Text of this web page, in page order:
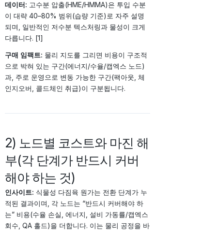
데이터: 고수분 압출(HME/HMMA)은 투입 수분
이 대략 40–80% 범위(습량 기준)로 자주 설명
되며, 일반적인 저수분 텍스처링과 물성이 크게
다릅니다. [1]
구매 임팩트: 물리 지도를 그리면 비용이 구조적
으로 박혀 있는 구간(에너지/수율/캡엑스 노드)
과, 주로 운영으로 변동 가능한 구간(팩아웃, 체
인지오버, 콜드체인 취급)이 구분됩니다.
2) 노드별 코스트와 마진 해
부(각 단계가 반드시 커버
해야 하는 것)
인사이트: 식물성 다짐육 원가는 전환 단계가 누
적된 결과이며, 각 노드는 “반드시 커버해야 하
는” 비용(수율 손실, 에너지, 설비 가동률/캡엑스
회수, QA 홀드)을 더합니다. 이는 물리 공정을 바